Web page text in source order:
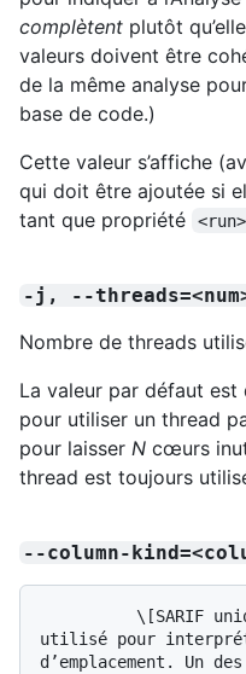
complètent plutôt
valeurs doivent être
de la même analyse
base de code.)
Cette valeur s’affiche
qui doit être ajoutée si
tant que propriété
-j, --
Nombre de threads
La valeur par défaut est
pour utiliser un thread
pour laisser N cœurs
thread est toujours
--column-
utilisé pour
d’emplacement. Un